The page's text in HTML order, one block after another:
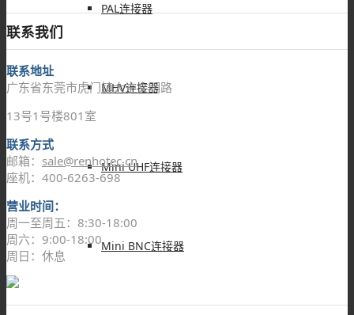
PAL连接器
MHV连接器
Mini UHF连接器
Mini BNC连接器
联系我们
联系地址
广东省东莞市虎门镇大宁文明路
13号1号楼801室
联系方式
邮箱： sale@renhotec.cn
座机：400-6263-698
营业时间：
周一至周五：8:30-18:00
周六：9:00-18:00
周日：休息